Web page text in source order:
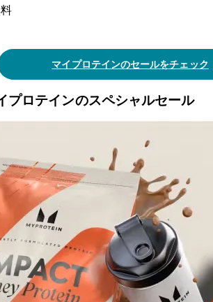
マイプロテインのセールをチェック
プロテインのスペシャルセール